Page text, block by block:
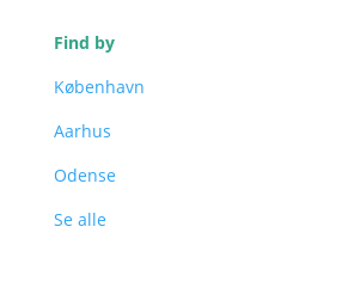
Find by
København
Aarhus
Odense
Se alle